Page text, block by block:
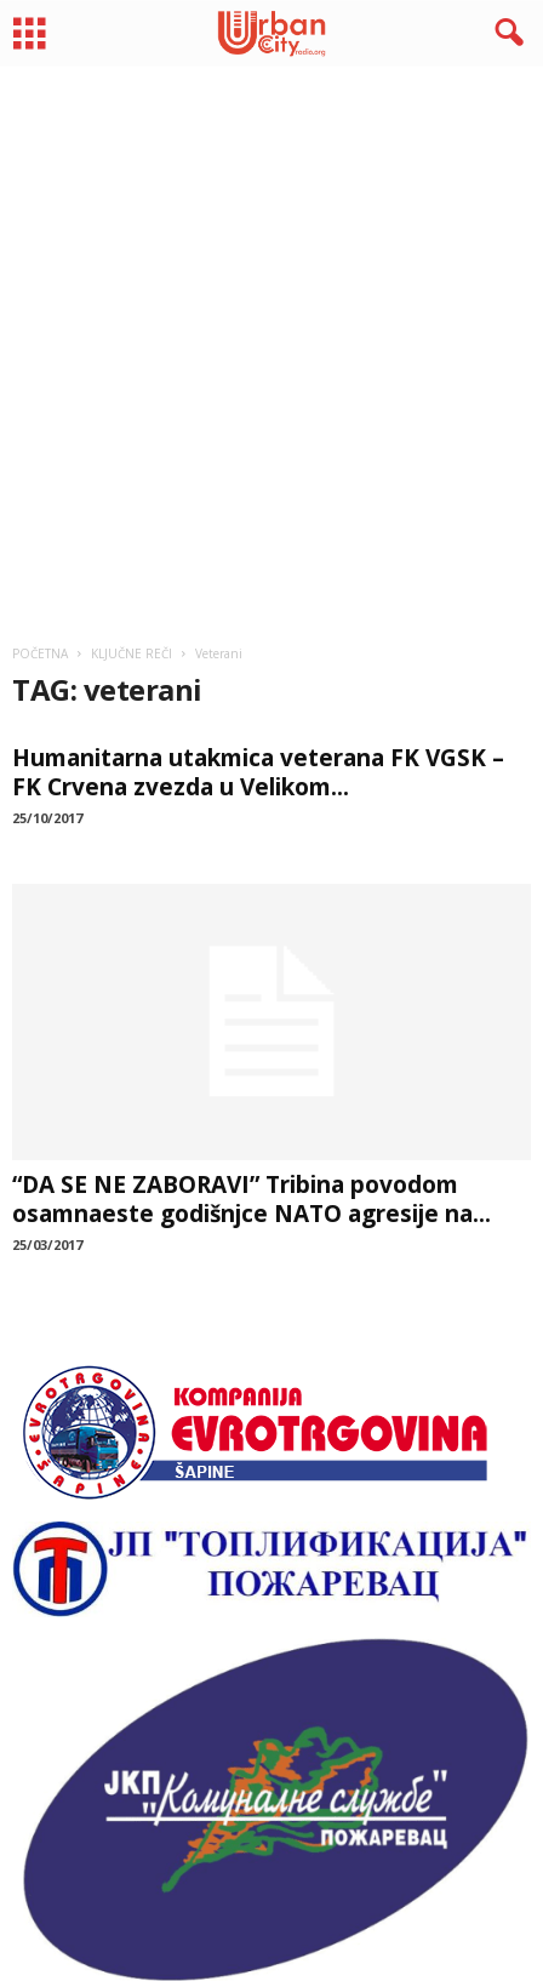
POČETNA KLJUČNE REČI Veterani
TAG: veterani
Humanitarna utakmica veterana FK VGSK –
FK Crvena zvezda u Velikom...
25/10/2017
“DA SE NE ZABORAVI” Tribina povodom
osamnaeste godišnjce NATO agresije na...
25/03/2017